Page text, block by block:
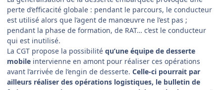
perte d’efficacité globale : pendant le parcours, le conducteur
est utilisé alors que l’agent de manœuvre ne l’est pas ;
pendant la phase de formation, de RAT… c’est le conducteur
qui est inutilisé.
La CGT propose la possibilité qu’une équipe de desserte
mobile intervienne en amont pour réaliser ces opérations
avant l’arrivée de l’engin de desserte. Celle-ci pourrait par
ailleurs réaliser des opérations logistiques, le bulletin de